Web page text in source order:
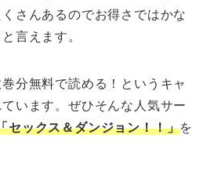
さんあるのでお得さではかな
言えます。
分無料で読める！というキャ
います。ぜひそんな人気サー
セックス＆ダンジョン！！」を